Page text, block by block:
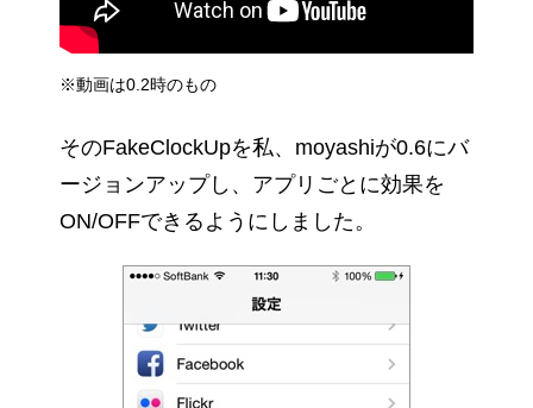
※動画は0.2時のもの
そのFakeClockUpを私、moyashiが0.6にバ
ージョンアップし、アプリごとに効果を
ON/OFFできるようにしました。